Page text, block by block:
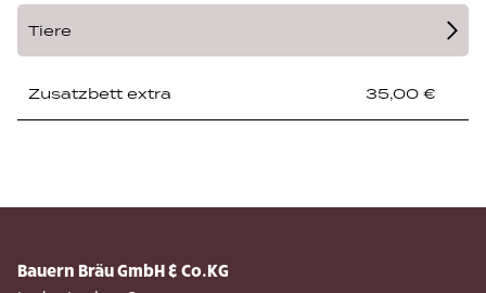
Tiere
Zusatzbett extra 35,00 €
Bauern Bräu GmbH & Co.KG